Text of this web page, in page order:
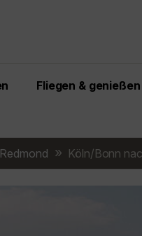
Fliegen & genießen
Redmond Köln/Bonn